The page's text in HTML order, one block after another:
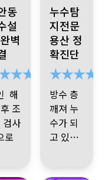
없
사
로
끔
마
하
지
이
다.
이
합니다
문
기
고
제
인
여
어
수
라
작
주
후
리
잘
고 실력
좋으십
니다. 밑
에 집 화
장실에
서 물 새
는 것 때
문에 불
렀는데
우리집
동
설
벽
해
조
사
로
누수탐
지전문
용산 정
확진단
방수 층
깨져 누
수가 되
고 있음